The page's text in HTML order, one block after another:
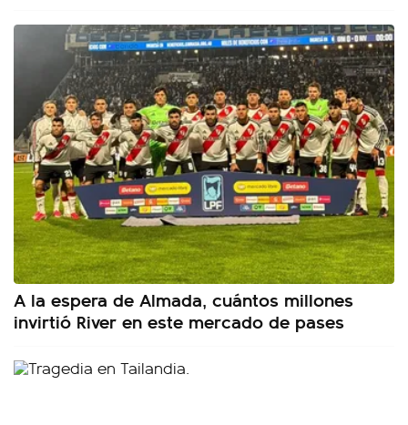
A la espera de Almada, cuántos millones
invirtió River en este mercado de pases